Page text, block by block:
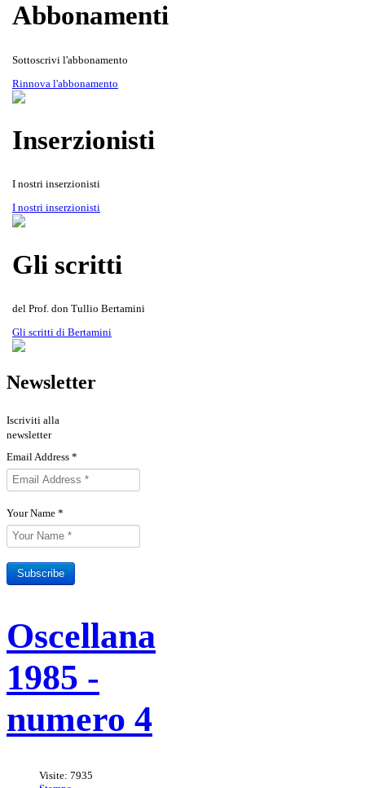
Rivista Oscellana
Gli scritti del Prof. don Tullio
Read more
Rivista Oscellana
Sottoscrivi il tuo abbonamento
alla Rivista
Abbonamenti
Sottoscrivi l'abbonamento
Rinnova l'abbonamento
Inserzionisti
I nostri inserzionisti
I nostri inserzionisti
Gli scritti
del Prof. don Tullio Bertamini
Gli scritti di Bertamini
Newsletter
Iscriviti alla
newsletter
Email Address *
Your Name *
Subscribe
Oscellana
1985 -
numero 4
Visite: 7935